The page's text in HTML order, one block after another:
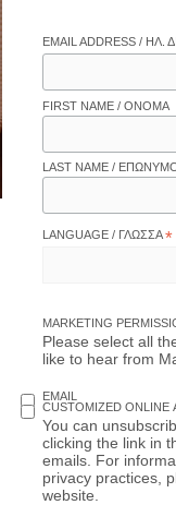
EMAIL ADDRESS / ΗΛ.
FIRST NAME / ΌΝΟΜΑ
LAST NAME /
LANGUAGE / ΓΛΏΣΣΑ*
MARKETING
Please select all
like to hear from
EMAIL
CUSTOMIZED ONLINE
You can
clicking the link in
emails. For
privacy practices,
website.